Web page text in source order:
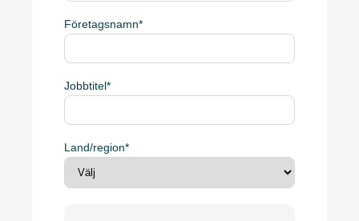
Företagsnamn*
Jobbtitel*
Land/region*